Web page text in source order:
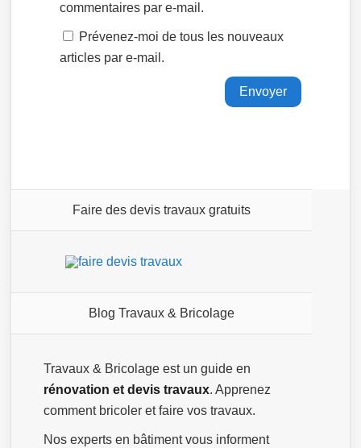
commentaires par e-mail.
Prévenez-moi de tous les nouveaux
articles par e-mail.
Faire des devis travaux gratuits
Blog Travaux & Bricolage
Travaux & Bricolage est un guide en
rénovation et devis travaux. Apprenez
comment bricoler et faire vos travaux.
Nos experts en bâtiment vous informent